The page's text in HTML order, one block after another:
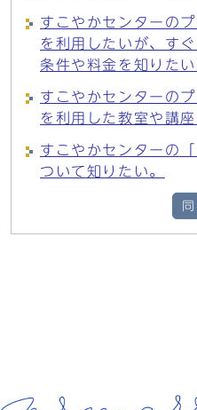
すこやかセンターの
を利用したいが、す
条件や料金を知りたい
すこやかセンターの
を利用した教室や講
すこやかセンターの
ついて知りたい。